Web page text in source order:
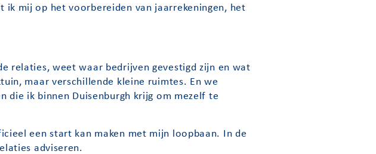
ik mij op het voorbereiden van jaarrekeningen, het
relaties, weet waar bedrijven gevestigd zijn en wat
maar verschillende kleine ruimtes. En we
die ik binnen Duisenburgh krijg om mezelf te
een start kan maken met mijn loopbaan. In de
adviseren.